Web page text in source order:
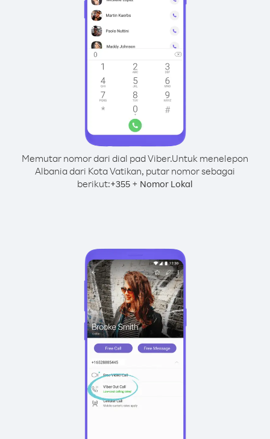
Memutar nomor dari dial pad Viber.Untuk menelepon
Albania dari Kota Vatikan, putar nomor sebagai
berikut:+355 + Nomor Lokal